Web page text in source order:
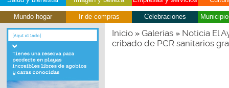
Mundo hogar Ir de compras Celebraciones
Inicio» Galerías» Noticia El
cribado de PCR sanitarios